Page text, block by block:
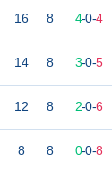
16 8 4-0-4
14 8 3-0-5
12 8 2-0-6
8 8 0-0-8